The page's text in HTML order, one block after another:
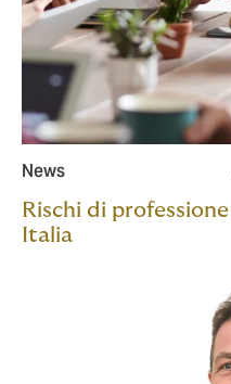
News
Rischi di
Italia